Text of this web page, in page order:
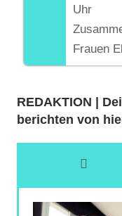
Uhr
Frauen
REDAKTION |
berichten von